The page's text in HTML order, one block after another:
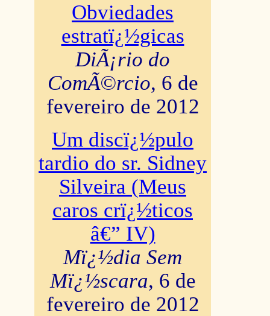
Obviedades
estratï¿½gicas
DiÃ¡rio do
ComÃ©rcio, 6 de
fevereiro de 2012
Um discï¿½pulo
tardio do sr. Sidney
Silveira (Meus
caros crï¿½ticos
â€” IV)
Mï¿½dia Sem
Mï¿½scara, 6 de
fevereiro de 2012